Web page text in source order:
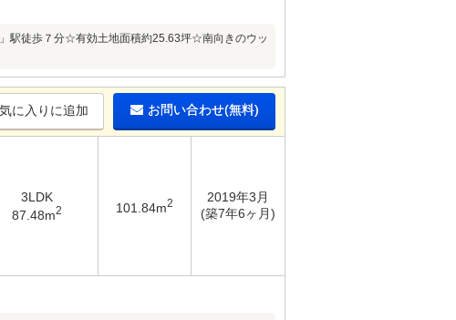
駅徒歩７分☆有効土地面積約25.63坪☆南向きのウッ
に入りに追加 お問い合わせ(無料)
3LDK
87.48m2 101.84m2
2019年3月
(築7年6ヶ月)